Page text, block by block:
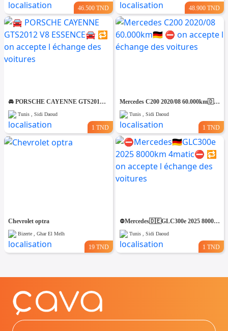
46.500 TND 48.900 TND
🚘 PORSCHE CAYENNE GTS2012 V8 ESSENCE🚘 🔁 on accepte l échange des voitures
Tunis , Sidi Daoud
1 TND
Mercedes C200 2020/08 60.000km🇩🇪 ⛔️ on accepte l échange des voitures
Tunis , Sidi Daoud
1 TND
Chevrolet optra
Bizerte , Ghar El Melh
19 TND
⛔️Mercedes🇩🇪GLC300e 2025 8000km 4matic⛔️ 🔁 on accepte l échange des voitures
Tunis , Sidi Daoud
1 TND